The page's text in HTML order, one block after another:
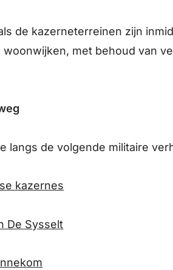
de kazerneterreinen zijn
met behoud van
langs de volgende militaire
kazernes
De Sysselt